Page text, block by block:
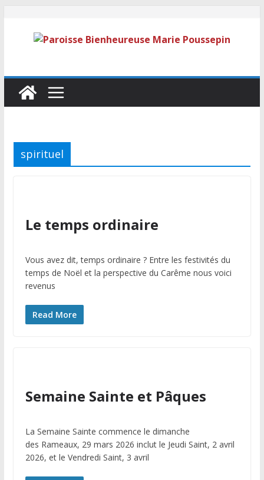
spirituel
Le temps ordinaire
Vous avez dit, temps ordinaire ? Entre les festivités du
temps de Noël et la perspective du Carême nous voici
revenus
Read More
Semaine Sainte et Pâques
La Semaine Sainte commence le dimanche
des Rameaux, 29 mars 2026 inclut le Jeudi Saint, 2 avril
2026, et le Vendredi Saint, 3 avril